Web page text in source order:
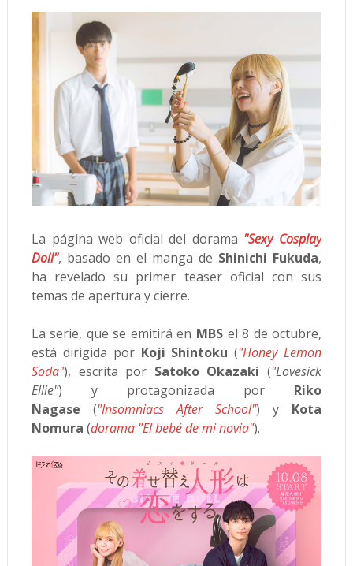
La página web oficial del dorama "Sexy Cosplay
Doll", basado en el manga de Shinichi Fukuda,
ha revelado su primer teaser oficial con sus
temas de apertura y cierre.
La serie, que se emitirá en MBS el 8 de octubre,
está dirigida por Koji Shintoku ("Honey Lemon
Soda"), escrita por Satoko Okazaki ("Lovesick
Ellie") y protagonizada por Riko
Nagase ("Insomniacs After School") y Kota
Nomura (dorama "El bebé de mi novia").